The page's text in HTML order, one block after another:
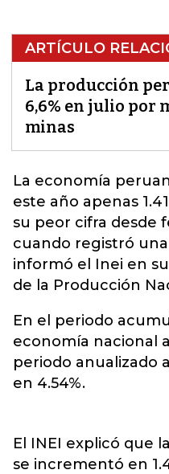
ARTÍCULO
La producción
6,6% en julio por
minas
La economía
este año apenas
su peor cifra desde
cuando registró una
informó el Inei en
de la Producción
En el periodo
economía nacional
periodo anualizado
en 4.54%.
El INEI explicó que
se incrementó en